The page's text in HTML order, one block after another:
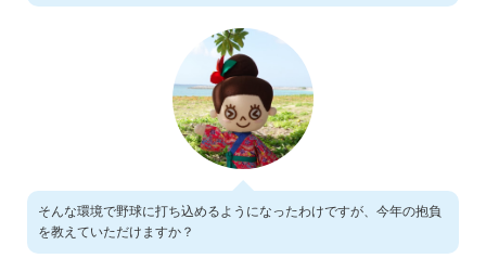
そんな環境で野球に打ち込めるようになったわけですが、今年の抱負
を教えていただけますか？